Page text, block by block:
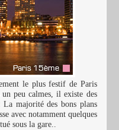
le plus festif de Paris
peu calmes, il existe des
majorité des bons plans
avec notamment quelques
sous la gare..